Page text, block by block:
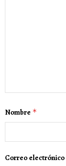
Nombre *
Correo electrónico